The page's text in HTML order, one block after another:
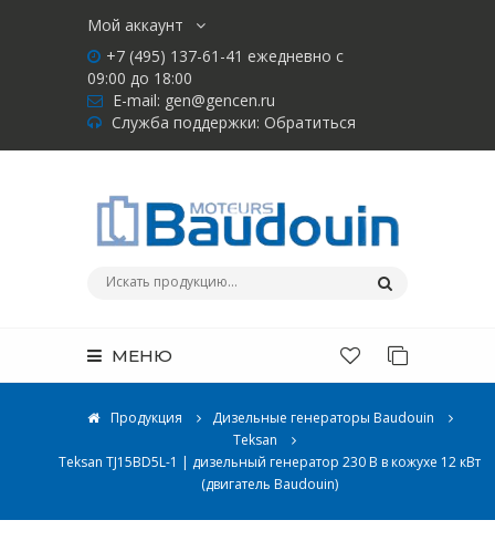
Мой аккаунт
+7 (495) 137-61-41 ежедневно с
09:00 до 18:00
E-mail: gen@gencen.ru
Служба поддержки: Обратиться
МЕНЮ
Продукция
Дизельные генераторы Baudouin
Teksan
Teksan TJ15BD5L-1 | дизельный генератор 230 В в кожухе 12 кВт
(двигатель Baudouin)